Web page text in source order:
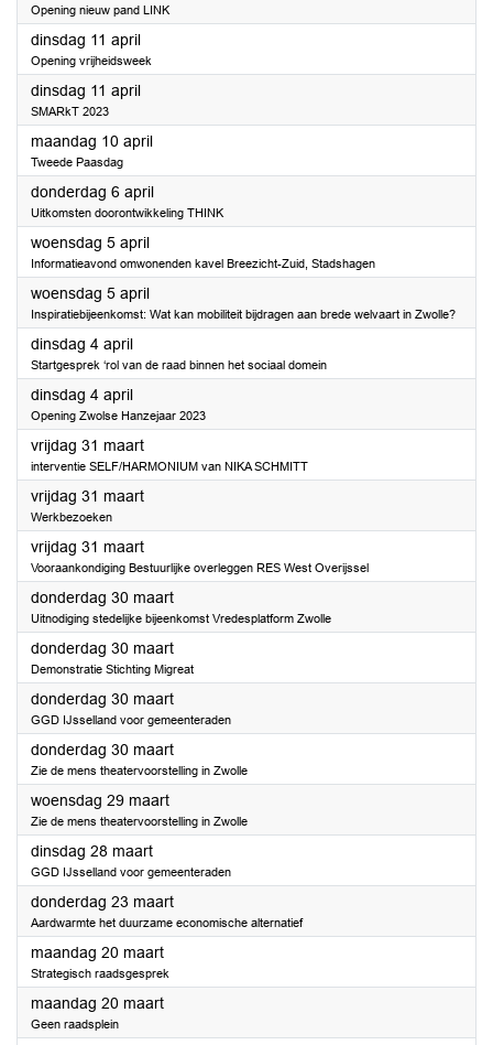
Opening nieuw pand LINK
dinsdag 11 april2023
Opening vrijheidsweek
dinsdag 11 april2023
SMARkT 2023
maandag 10 april2023
Tweede Paasdag
donderdag 6 april2023
Uitkomsten doorontwikkeling THINK
woensdag 5 april2023
Informatieavond omwonenden kavel Breezicht-Zuid, Stadshagen
woensdag 5 april2023
Inspiratiebijeenkomst: Wat kan mobiliteit bijdragen aan brede welvaart in Zwolle?
dinsdag 4 april2023
Startgesprek ‘rol van de raad binnen het sociaal domein
dinsdag 4 april2023
Opening Zwolse Hanzejaar 2023
vrijdag 31 maart2023
interventie SELF/HARMONIUM van NIKA SCHMITT
vrijdag 31 maart2023
Werkbezoeken
vrijdag 31 maart2023
Vooraankondiging Bestuurlijke overleggen RES West Overijssel
donderdag 30 maart2023
Uitnodiging stedelijke bijeenkomst Vredesplatform Zwolle
donderdag 30 maart2023
Demonstratie Stichting Migreat
donderdag 30 maart2023
GGD IJsselland voor gemeenteraden
donderdag 30 maart2023
Zie de mens theatervoorstelling in Zwolle
woensdag 29 maart2023
Zie de mens theatervoorstelling in Zwolle
dinsdag 28 maart2023
GGD IJsselland voor gemeenteraden
donderdag 23 maart2023
Aardwarmte het duurzame economische alternatief
maandag 20 maart2023
Strategisch raadsgesprek
maandag 20 maart2023
Geen raadsplein